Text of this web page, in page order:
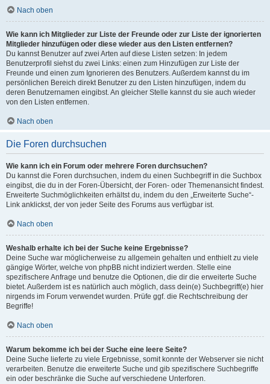
Nach oben
Wie kann ich Mitglieder zur Liste der Freunde oder zur Liste der ignorierten
Mitglieder hinzufügen oder diese wieder aus den Listen entfernen?
Du kannst Benutzer auf zwei Arten auf diese Listen setzen: In jedem
Benutzerprofil siehst du zwei Links: einen zum Hinzufügen zur Liste der
Freunde und einen zum Ignorieren des Benutzers. Außerdem kannst du im
persönlichen Bereich direkt Benutzer zu den Listen hinzufügen, indem du
deren Benutzernamen eingibst. An gleicher Stelle kannst du sie auch wieder
von den Listen entfernen.
Nach oben
Die Foren durchsuchen
Wie kann ich ein Forum oder mehrere Foren durchsuchen?
Du kannst die Foren durchsuchen, indem du einen Suchbegriff in die Suchbox
eingibst, die du in der Foren-Übersicht, der Foren- oder Themenansicht findest.
Erweiterte Suchmöglichkeiten erhältst du, indem du den „Erweiterte Suche“-
Link anklickst, der von jeder Seite des Forums aus verfügbar ist.
Nach oben
Weshalb erhalte ich bei der Suche keine Ergebnisse?
Deine Suche war möglicherweise zu allgemein gehalten und enthielt zu viele
gängige Wörter, welche von phpBB nicht indiziert werden. Stelle eine
spezifischere Anfrage und benutze die Optionen, die dir die erweiterte Suche
bietet. Außerdem ist es natürlich auch möglich, dass dein(e) Suchbegriff(e) hier
nirgends im Forum verwendet wurden. Prüfe ggf. die Rechtschreibung der
Begriffe!
Nach oben
Warum bekomme ich bei der Suche eine leere Seite?
Deine Suche lieferte zu viele Ergebnisse, somit konnte der Webserver sie nicht
verarbeiten. Benutze die erweiterte Suche und gib spezifischere Suchbegriffe
ein oder beschränke die Suche auf verschiedene Unterforen.